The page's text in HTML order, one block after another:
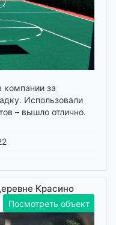
компании за
Использовали
– вышло отлично.
Красино
Посмотреть объект